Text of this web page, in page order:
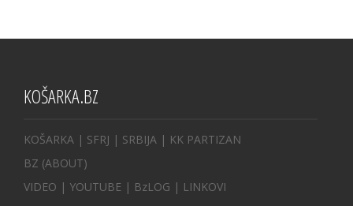
KOŠARKA.BZ
KOŠARKA | SFRJ | SRBIJA | KK PARTIZAN
BZ (ABOUT)
VIDEO | YOUTUBE | BzLOG | LINKOVI